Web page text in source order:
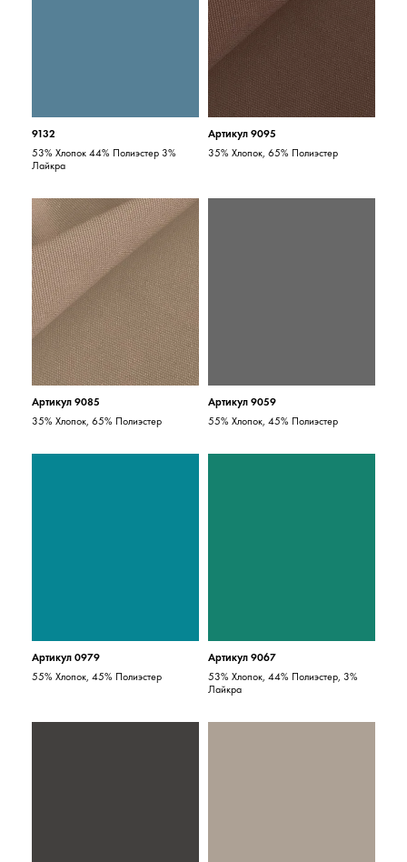
9132
53% Хлопок 44% Полиэстер 3%
Лайкра
Артикул 9095
35% Хлопок, 65% Полиэстер
Артикул 9085
35% Хлопок, 65% Полиэстер
Артикул 9059
55% Хлопок, 45% Полиэстер
Артикул 0979
55% Хлопок, 45% Полиэстер
Артикул 9067
53% Хлопок, 44% Полиэстер, 3%
Лайкра